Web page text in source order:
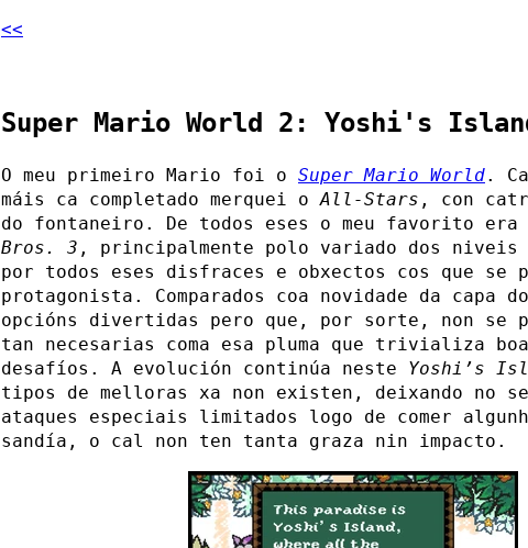
<<
Super Mario World 2: Yoshi's
O meu primeiro Mario foi o Super Mario World.
máis ca completado merquei oAll-Stars , con
do fontaneiro. De todos eses o meu favorito era
Bros. 3 , principalmente polo variado dos
por todos eses disfraces e obxectos cos que se
protagonista. Comparados coa novidade da capa
opcións divertidas pero que, por sorte, non se
tan necesarias coma esa pluma que trivializa
desafíos. A evolución continúa neste Yoshi’s
tipos de melloras xa non existen, deixando no
ataques especiais limitados logo de comer
sandía, o cal non ten tanta graza nin impacto.